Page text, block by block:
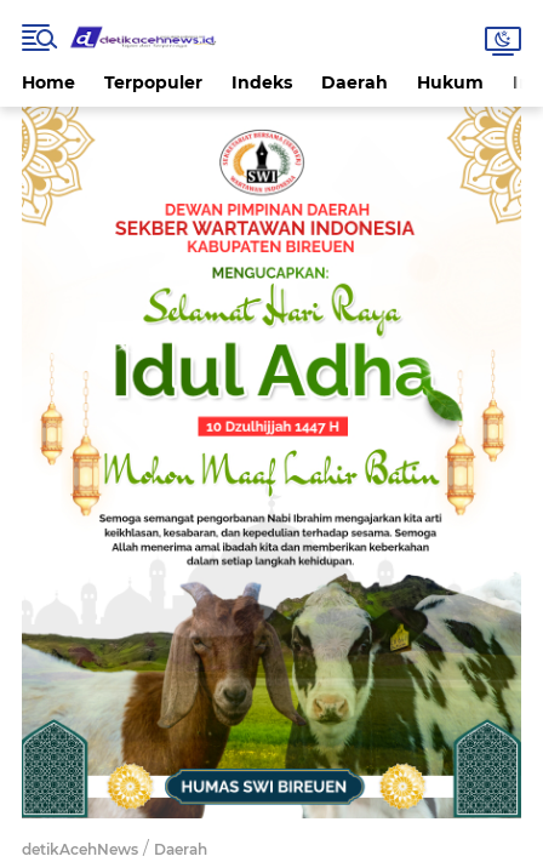
Home Terpopuler Indeks Daerah Hukum
detikAcehNews / Daerah